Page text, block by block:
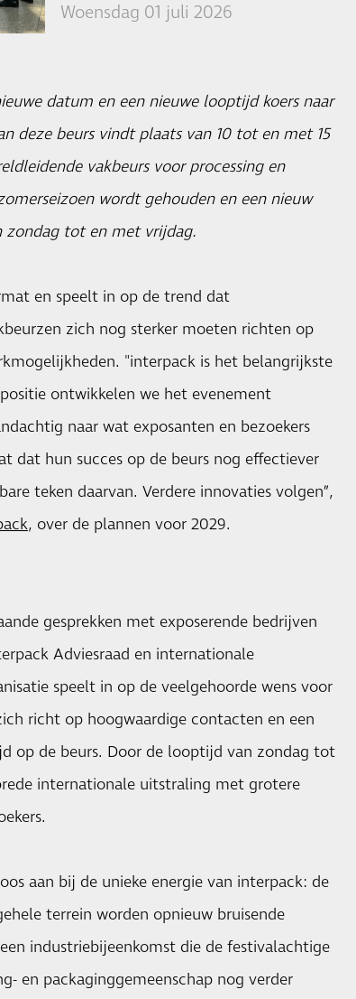
Woensdag 01 juli 2026
datum en een nieuwe looptijd koers naar
deze beurs vindt plaats van 10 tot en met 15
vakbeurs voor processing en
wordt gehouden en een nieuw
zondag tot en met vrijdag.
en speelt in op de trend dat
zich nog sterker moeten richten op
"interpack is het belangrijkste
ontwikkelen we het evenement
naar wat exposanten en bezoekers
dat hun succes op de beurs nog effectiever
teken daarvan. Verdere innovaties volgen”,
, over de plannen voor 2029.
gesprekken met exposerende bedrijven
Adviesraad en internationale
speelt in op de veelgehoorde wens voor
richt op hoogwaardige contacten en een
op de beurs. Door de looptijd van zondag tot
internationale uitstraling met grotere
aan bij de unieke energie van interpack: de
terrein worden opnieuw bruisende
industriebijeenkomst die de festivalachtige
en packaginggemeenschap nog verder